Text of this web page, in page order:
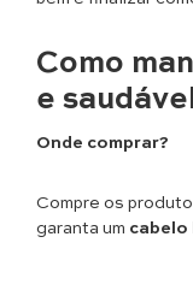
Como
e
Onde comprar?
Compre os
garanta um cabelo